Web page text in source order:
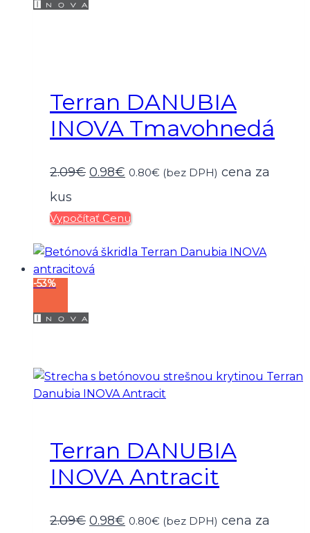
Terran DANUBIA
INOVA Tmavohnedá
2.09€ Pôvodná
bola:
2.09€.
0.98€ Aktuálna
je:
0.98€.
0.80€ (bez DPH) cena za
kus
Vypočítať Cenu
-53%
Terran DANUBIA
INOVA Antracit
2.09€ Pôvodná
0.98€ Aktuálna
0.80€ (bez DPH) cena za